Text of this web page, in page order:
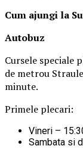
Cum ajungi la
Autobuz
Cursele speciale
de metrou
minute.
Primele plecari:
Vineri –
Sambata si